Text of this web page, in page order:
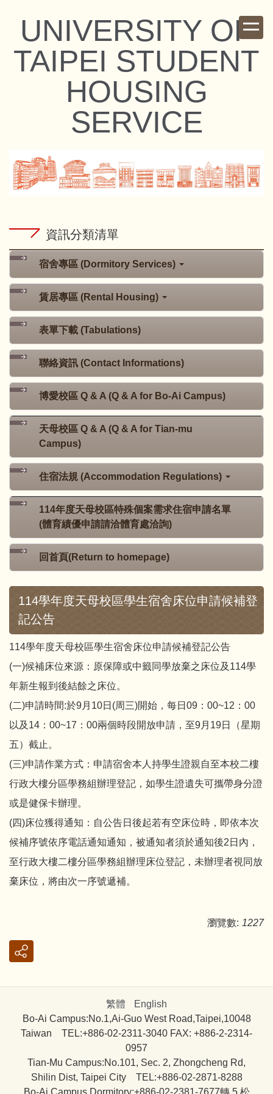
要
UNIVERSITY OF
TAIPEI STUDENT
HOUSING
SERVICE
資訊分類清單
宿舍專區 (Dormitory Services)
賃居專區 (Rental Housing)
表單下載 (Tabulations)
聯絡資訊 (Contact Informations)
博愛校區 Q & A (Q & A for Bo-Ai Campus)
天母校區 Q & A (Q & A for Tian-mu
Campus)
住宿法規 (Accommodation Regulations)
114年度天母校區特殊個案需求住宿申請名單
(體育績優申請請洽體育處洽詢)
回首頁(Return to homepage)
114學年度天母校區學生宿舍床位申請候補登
記公告
114學年度天母校區學生宿舍床位申請候補登記公告
(一)候補床位來源：原保障或中籤同學放棄之床位及114學
年新生報到後結餘之床位。
(二)申請時間:於9月10日(周三)開始，每日09：00~12：00
以及14：00~17：00兩個時段開放申請，至9月19日（星期
五）截止。
(三)申請作業方式：申請宿舍本人持學生證親自至本校二樓
行政大樓分區學務組辦理登記，如學生證遺失可攜帶身分證
或是健保卡辦理。
(四)床位獲得通知：自公告日後起若有空床位時，即依本次
候補序號依序電話通知通知，被通知者須於通知後2日內，
至行政大樓二樓分區學務組辦理床位登記，未辦理者視同放
棄床位，將由次一序號遞補。
瀏覽數: 1227
繁體
English
Bo-Ai Campus:No.1,Ai-Guo West Road,Taipei,10048
Taiwan TEL:+886-02-2311-3040 FAX: +886-2-2314-
0957
Tian-Mu Campus:No.101, Sec. 2, Zhongcheng Rd,
Shilin Dist, Taipei City TEL:+886-02-2871-8288
Bo-Ai Campus Dormitory:+886-02-2381-7677轉 5 松